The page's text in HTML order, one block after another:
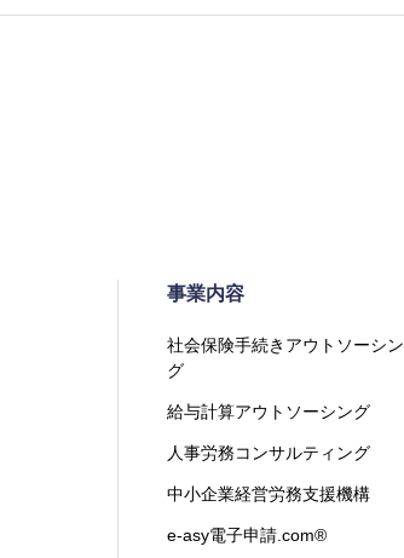
事業内容
社会保険手続きアウトソーシン
グ
給与計算アウトソーシング
人事労務コンサルティング
中小企業経営労務支援機構
e-asy電子申請.com®